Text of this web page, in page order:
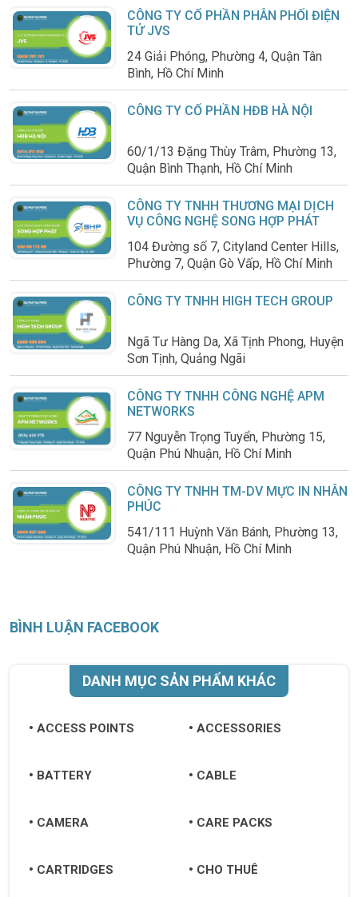
CÔNG TY CỔ PHẦN PHÂN PHỐI ĐIỆN
TỬ JVS
24 Giải Phóng, Phường 4, Quận Tân
Bình, Hồ Chí Minh
CÔNG TY CỔ PHẦN HĐB HÀ NỘI
60/1/13 Đặng Thùy Trâm, Phường 13,
Quận Bình Thạnh, Hồ Chí Minh
CÔNG TY TNHH THƯƠNG MẠI DỊCH
VỤ CÔNG NGHỆ SONG HỢP PHÁT
104 Đường số 7, Cityland Center Hills,
Phường 7, Quận Gò Vấp, Hồ Chí Minh
CÔNG TY TNHH HIGH TECH GROUP
Ngã Tư Hàng Da, Xã Tịnh Phong, Huyện
Sơn Tịnh, Quảng Ngãi
CÔNG TY TNHH CÔNG NGHỆ APM
NETWORKS
77 Nguyễn Trọng Tuyển, Phường 15,
Quận Phú Nhuận, Hồ Chí Minh
CÔNG TY TNHH TM-DV MỰC IN NHÂN
PHÚC
541/111 Huỳnh Văn Bánh, Phường 13,
Quận Phú Nhuận, Hồ Chí Minh
BÌNH LUẬN FACEBOOK
DANH MỤC SẢN PHẨM KHÁC
ACCESS POINTS ACCESSORIES
BATTERY CABLE
CAMERA CARE PACKS
CARTRIDGES CHO THUÊ